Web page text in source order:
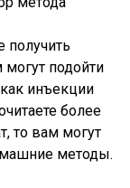
получить
подойти
инъекции
более
то вам могут
методы.